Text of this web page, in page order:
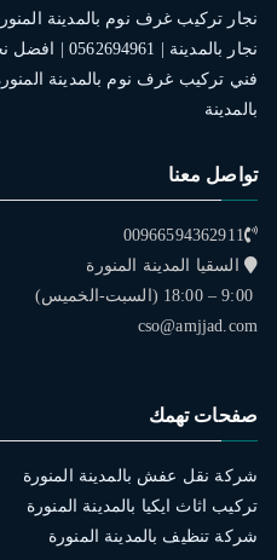
نجار تركيب غرف نوم بالمدينة المنورة | 0562694961 | افضل
نجار بالمدينة | 0562694961 | افضل نجار فك وتركيب وصيانة
بالمدينة
تواصل معنا
00966594362911
السقيا المدينة المنورة
9:00 – 18:00 (السبت-الخميس)
cso@amjjad.com
صفحات تهمك
شركة نقل عفش بالمدينة المنورة
تركيب اثاث ايكيا بالمدينة المنورة
شركة تنظيف بالمدينة المنورة